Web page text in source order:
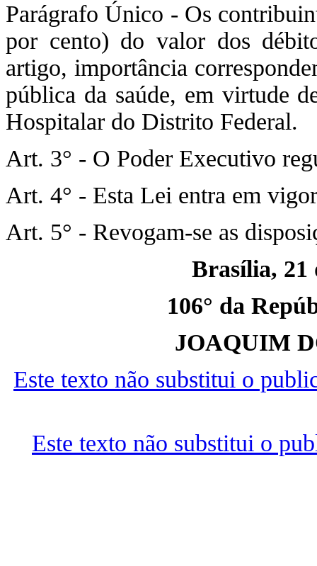
Parágrafo Único - Os
por cento) do valor dos
artigo, importância
pública da saúde, em virtude
Hospitalar do Distrito Federal.
Art. 3° - O Poder Executivo
Art. 4° - Esta Lei entra em
Art. 5° - Revogam-se as
Brasília, 21
106° da
JOAQUIM
Este texto não substitui o
Este texto não substitui o